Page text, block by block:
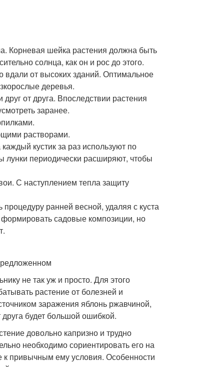
Корневая шейка растения должна быть
солнца, как он и рос до этого.
вдали от высоких зданий. Оптимальное
деревья.
от друга. Впоследствии растения
заранее.
растворами.
кустик за раз используют по
лунки периодически расширяют, чтобы
С наступлением тепла защиту
ранней весной, удаляя с куста
садовые композиции, но
не так уж и просто. Для этого
растение от болезней и
заражения яблонь ржавчиной,
друга будет большой ошибкой.
довольно капризно и трудно
необходимо сориентировать его на
к привычным ему условия. Особенности